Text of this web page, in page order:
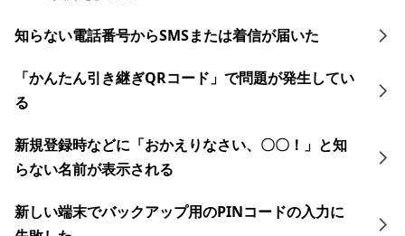
知らない電話番号からSMSまたは着信が届いた
「かんたん引き継ぎQRコード」で問題が発生してい
る
新規登録時などに「おかえりなさい、〇〇！」と知
らない名前が表示される
新しい端末でバックアップ用のPINコードの入力に